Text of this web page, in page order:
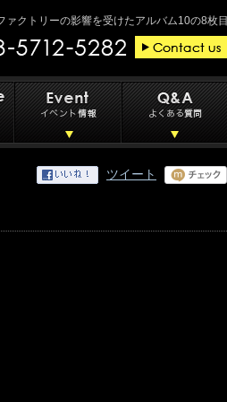
ァクトリーの影響を受けたアルバム10の8枚目
ツイート